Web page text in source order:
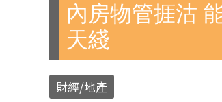
內房物管捱沽
天綫
財經/地產